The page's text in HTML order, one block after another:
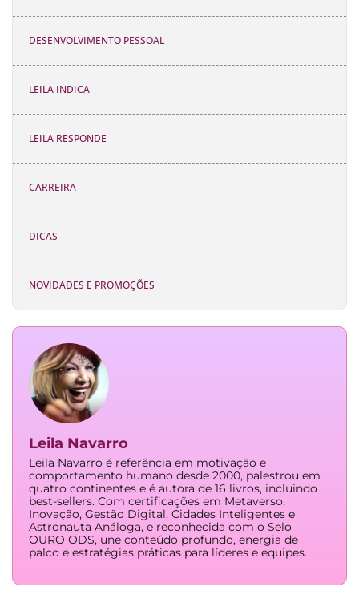
DESENVOLVIMENTO PESSOAL
LEILA INDICA
LEILA RESPONDE
CARREIRA
DICAS
NOVIDADES E PROMOÇÕES
Leila Navarro
Leila Navarro é referência em motivação e
comportamento humano desde 2000, palestrou em
quatro continentes e é autora de 16 livros, incluindo
best-sellers. Com certificações em Metaverso,
Inovação, Gestão Digital, Cidades Inteligentes e
Astronauta Análoga, e reconhecida com o Selo
OURO ODS, une conteúdo profundo, energia de
palco e estratégias práticas para líderes e equipes.